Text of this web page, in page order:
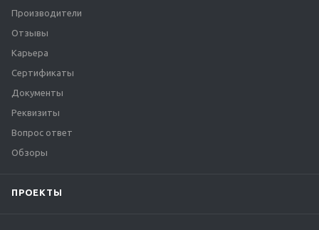
Производители
Отзывы
Карьера
Сертификаты
Документы
Реквизиты
Вопрос ответ
Обзоры
ПРОЕКТЫ